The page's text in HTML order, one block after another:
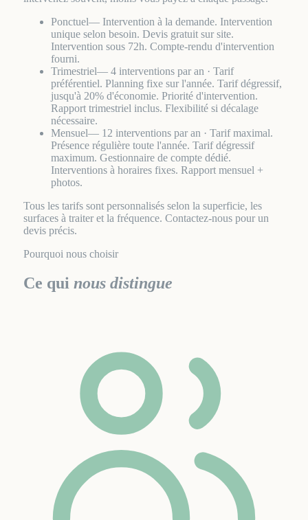
Ponctuel— Intervention à la demande. Intervention
unique selon besoin. Devis gratuit sur site.
Intervention sous 72h. Compte-rendu d'intervention
fourni.
Trimestriel— 4 interventions par an · Tarif
préférentiel. Planning fixe sur l'année. Tarif dégressif,
jusqu'à 20% d'économie. Priorité d'intervention.
Rapport trimestriel inclus. Flexibilité si décalage
nécessaire.
Mensuel— 12 interventions par an · Tarif maximal.
Présence régulière toute l'année. Tarif dégressif
maximum. Gestionnaire de compte dédié.
Interventions à horaires fixes. Rapport mensuel +
photos.
Tous les tarifs sont personnalisés selon la superficie, les
surfaces à traiter et la fréquence. Contactez-nous pour un
devis précis.
Pourquoi nous choisir
Ce qui nous distingue